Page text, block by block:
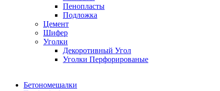
Пенопласты
Подложка
Цемент
Шифер
Уголки
Декоротивный Угол
Уголки Перфорированые
Бетономешалки